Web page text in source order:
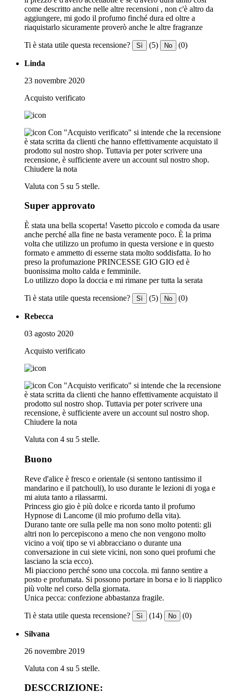
come descritto anche nelle altre recensioni , non c'è altro da
aggiungere, mi godo il profumo finché dura ed oltre a
riaquistarlo sicuramente proverò anche le altre fragranze
Ti è stata utile questa recensione? Sì (5) No (0)
Linda
23 novembre 2020
Acquisto verificato
Con "Acquisto verificato" si intende che la recensione
è stata scritta da clienti che hanno effettivamente acquistato il
prodotto sul nostro shop. Tuttavia per poter scrivere una
recensione, è sufficiente avere un account sul nostro shop.
Chiudere la nota
Valuta con 5 su 5 stelle.
Super approvato
È stata una bella scoperta! Vasetto piccolo e comoda da usare
anche perché alla fine ne basta veramente poco. È la prima
volta che utilizzo un profumo in questa versione e in questo
formato e ammetto di esserne stata molto soddisfatta. Io ho
preso la profumazione PRINCESSE GIO GIO ed è
buonissima molto calda e femminile.
Lo utilizzo dopo la doccia e mi rimane per tutta la serata
Ti è stata utile questa recensione? Sì (5) No (0)
Rebecca
03 agosto 2020
Acquisto verificato
Con "Acquisto verificato" si intende che la recensione
è stata scritta da clienti che hanno effettivamente acquistato il
prodotto sul nostro shop. Tuttavia per poter scrivere una
recensione, è sufficiente avere un account sul nostro shop.
Chiudere la nota
Valuta con 4 su 5 stelle.
Buono
Reve d'alice è fresco e orientale (si sentono tantissimo il
mandarino e il patchouli), lo uso durante le lezioni di yoga e
mi aiuta tanto a rilassarmi.
Princess gio gio è più dolce e ricorda tanto il profumo
Hypnose di Lancome (il mio profumo della vita).
Durano tante ore sulla pelle ma non sono molto potenti: gli
altri non lo percepiscono a meno che non vengono molto
vicino a voi( tipo se vi abbracciano o durante una
conversazione in cui siete vicini, non sono quei profumi che
lasciano la scia ecco).
Mi piacciono perché sono una coccola. mi fanno sentire a
posto e profumata. Si possono portare in borsa e io li riapplico
più volte nel corso della giornata.
Unica pecca: confezione abbastanza fragile.
Ti è stata utile questa recensione? Sì (14) No (0)
Silvana
26 novembre 2019
Valuta con 4 su 5 stelle.
DESCCRIZIONE: